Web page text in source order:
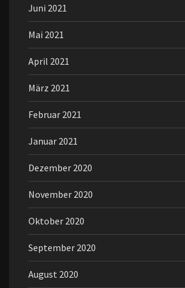
Juni 2021
Mai 2021
April 2021
März 2021
Februar 2021
Januar 2021
Dezember 2020
November 2020
Oktober 2020
September 2020
August 2020